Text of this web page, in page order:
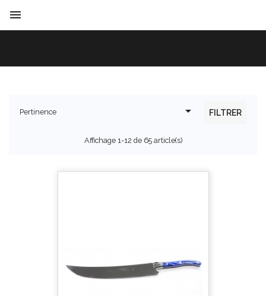

Pertinence  FILTRER
Affichage 1-12 de 65 article(s)